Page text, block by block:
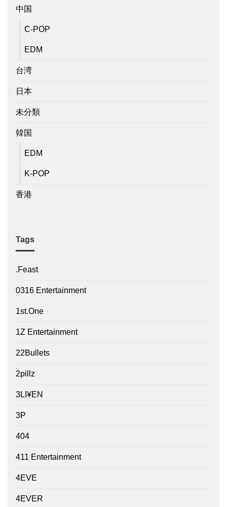
中国
C-POP
EDM
台湾
日本
未分類
韓国
EDM
K-POP
香港
Tags
.Feast
0316 Entertainment
1st.One
1Z Entertainment
22Bullets
2pillz
3LI¥EN
3P
404
411 Entertainment
4EVE
4EVER